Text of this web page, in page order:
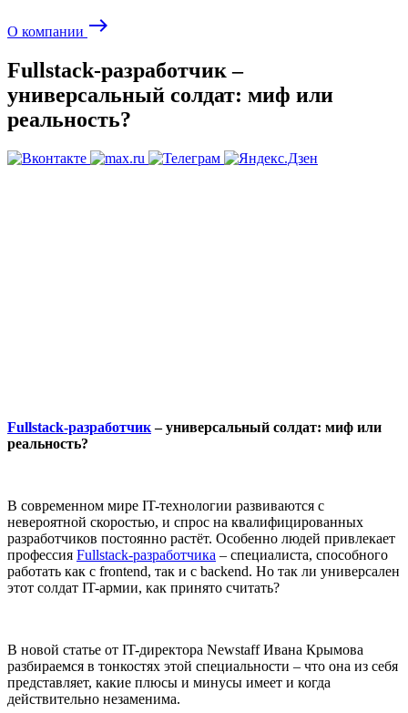
О компании east
Fullstack-разработчик –
универсальный солдат: миф или
реальность?
Fullstack-разработчик– универсальный солдат: миф или
реальность?
В современном мире IT-технологии развиваются с
невероятной скоростью, и спрос на квалифицированных
разработчиков постоянно растёт. Особенно людей привлекает
профессия Fullstack-разработчика – специалиста, способного
работать как с frontend, так и с backend. Но так ли универсален
этот солдат IT-армии, как принято считать?
В новой статье от IT-директора Newstaff Ивана Крымова
разбираемся в тонкостях этой специальности – что она из себя
представляет, какие плюсы и минусы имеет и когда
действительно незаменима.